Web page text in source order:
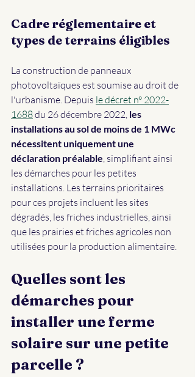
Cadre réglementaire et
types de terrains éligibles
La construction de panneaux
photovoltaïques est soumise au droit de
l'urbanisme. Depuis le décret n° 2022-
1688 du 26 décembre 2022, les
installations au sol de moins de 1 MWc
nécessitent uniquement une
déclaration préalable, simplifiant ainsi
les démarches pour les petites
installations. Les terrains prioritaires
pour ces projets incluent les sites
dégradés, les friches industrielles, ainsi
que les prairies et friches agricoles non
utilisées pour la production alimentaire.
Quelles sont les
démarches pour
installer une ferme
solaire sur une petite
parcelle ?